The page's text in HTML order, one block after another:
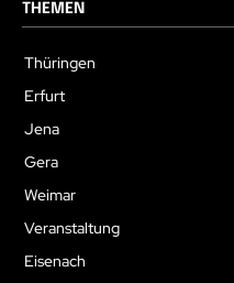
THEMEN
Thüringen
Erfurt
Jena
Gera
Weimar
Veranstaltung
Eisenach